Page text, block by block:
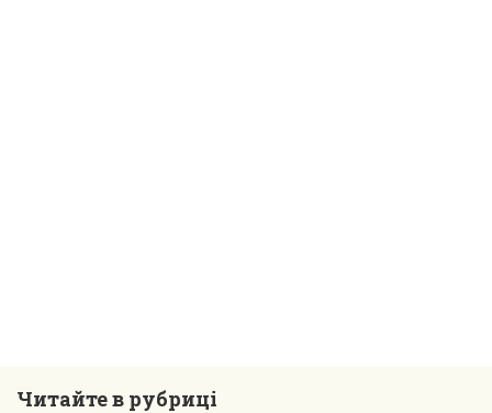
Читайте в рубриці